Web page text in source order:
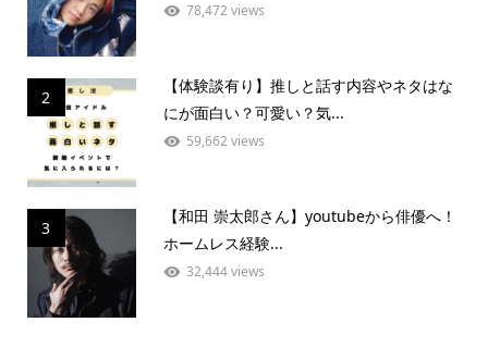
78,472 views
2
【体験談有り】推しと話す内容やネタはな
にが面白い？可愛い？気...
59,662 views
3
【和田 崇太郎さん】youtubeから俳優へ！
ホームレス経験...
32,444 views